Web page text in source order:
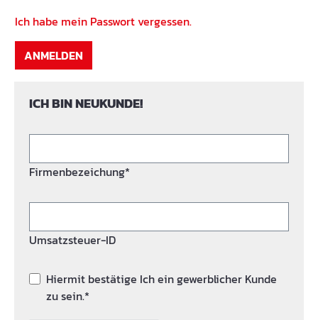
Ich habe mein Passwort vergessen.
ANMELDEN
ICH BIN NEUKUNDE!
Firmenbezeichung*
Umsatzsteuer-ID
Hiermit bestätige Ich ein gewerblicher Kunde
zu sein.*